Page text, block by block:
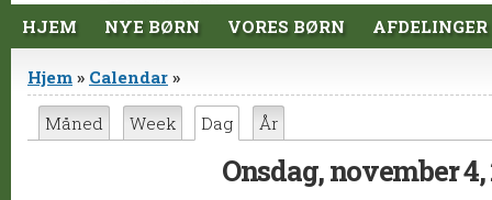
HJEM NYE BØRN VORES BØRN AFDELINGER
Du er her
Hjem » Calendar »
Primære faneblade
Måned Week Dag (aktiv fane)
År
Onsdag, november 4,